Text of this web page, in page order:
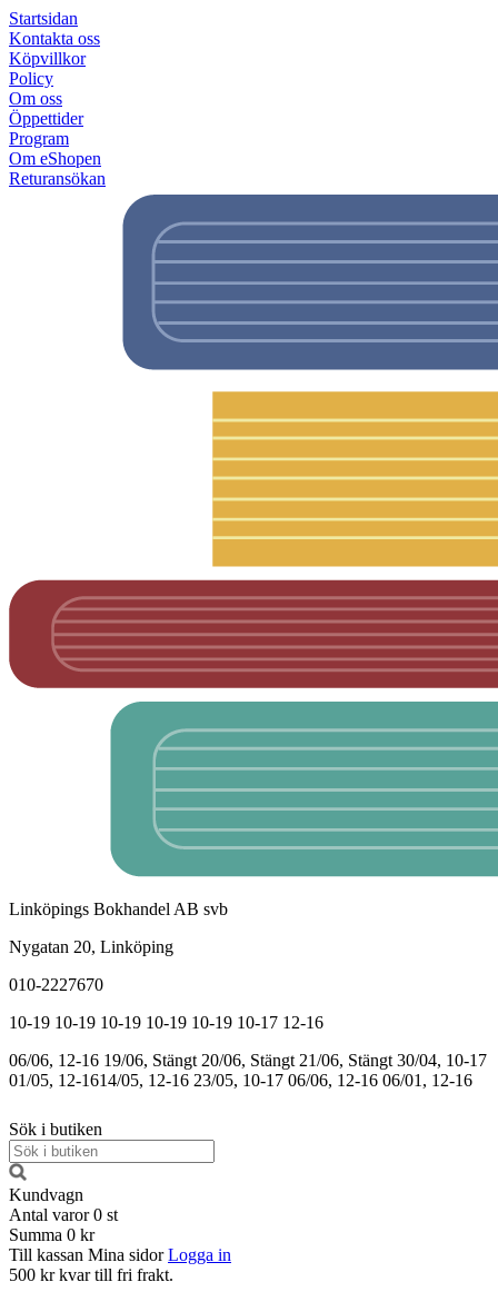
Startsidan
Kontakta oss
Köpvillkor
Policy
Om oss
Öppettider
Program
Om eShopen
Returansökan
Linköpings Bokhandel AB svb
Nygatan 20, Linköping
010-2227670
10-19 10-19 10-19 10-19 10-19 10-17 12-16
06/06, 12-16 19/06, Stängt 20/06, Stängt 21/06, Stängt 30/04, 10-17
01/05, 12-1614/05, 12-16 23/05, 10-17 06/06, 12-16 06/01, 12-16
Sök i butiken
Kundvagn
Antal varor 0 st
Summa 0 kr
Till kassan Mina sidor Logga in
500 kr kvar till fri frakt.